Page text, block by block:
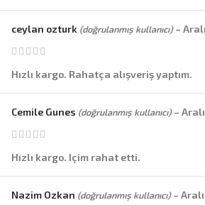
ceylan ozturk (doğrulanmış kullanıcı) –
Hızlı kargo. Rahatça alışveriş yaptım.
Cemile Gunes (doğrulanmış kullanıcı) –
Hızlı kargo. Içim rahat etti.
Nazim Ozkan (doğrulanmış kullanıcı) –